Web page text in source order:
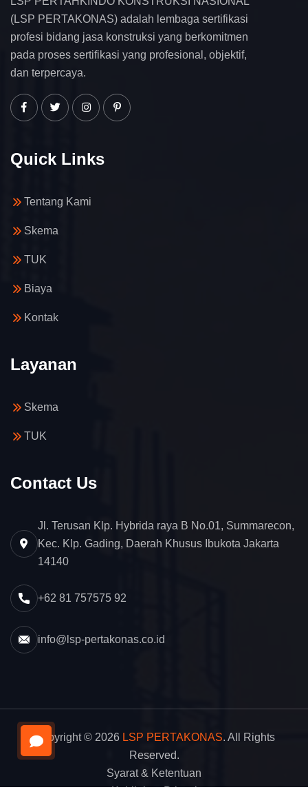
(LSP PERTAKONAS) adalah lembaga sertifikasi
profesi bidang jasa konstruksi yang berkomitmen
pada proses sertifikasi yang profesional, objektif,
dan terpercaya.
Quick Links
Tentang Kami
Skema
TUK
Biaya
Kontak
Layanan
Skema
TUK
Contact Us
Jl. Terusan Klp. Hybrida raya B No.01, Summarecon,
Kec. Klp. Gading, Daerah Khusus Ibukota Jakarta
14140
+62 81 757575 92
info@lsp-pertakonas.co.id
Copyright © 2026 LSP PERTAKONAS. All Rights
Reserved.
Syarat & Ketentuan